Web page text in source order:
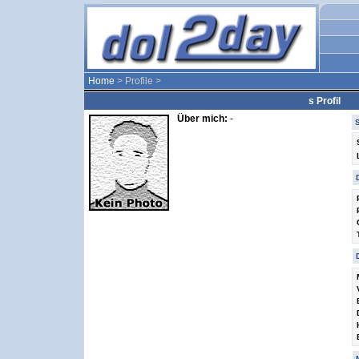
Home > Profile >
s Profil
Über mich: -